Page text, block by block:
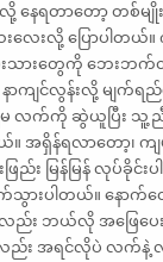
နေရတာတော့ တစ်မျို
းလို့ ပြောပါတယ်။
သားတွေကို ဘေးဘက်
ကျင်လွန်းလို့ မျက်
မ လက်ကို ဆွဲယူပြီး သူ့
။ အရှိန်ရလာတော့၊
ြည်း မြန်မြန် လုပ်
ားပါတယ်။ နောက်
မလည်း ဘယ်လို အဖြေ
ည်း အရင်လိုပဲ လက်နဲ့